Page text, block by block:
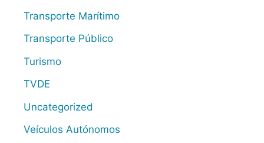
Transporte Marítimo
Transporte Público
Turismo
TVDE
Uncategorized
Veículos Autónomos